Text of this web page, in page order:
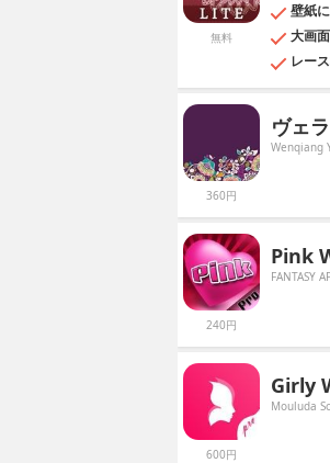
無料
壁紙
大画
レー
360円
ヴェ
Wenqiang
240円
Pink
FANTASY
600円
Girly
Mouluda